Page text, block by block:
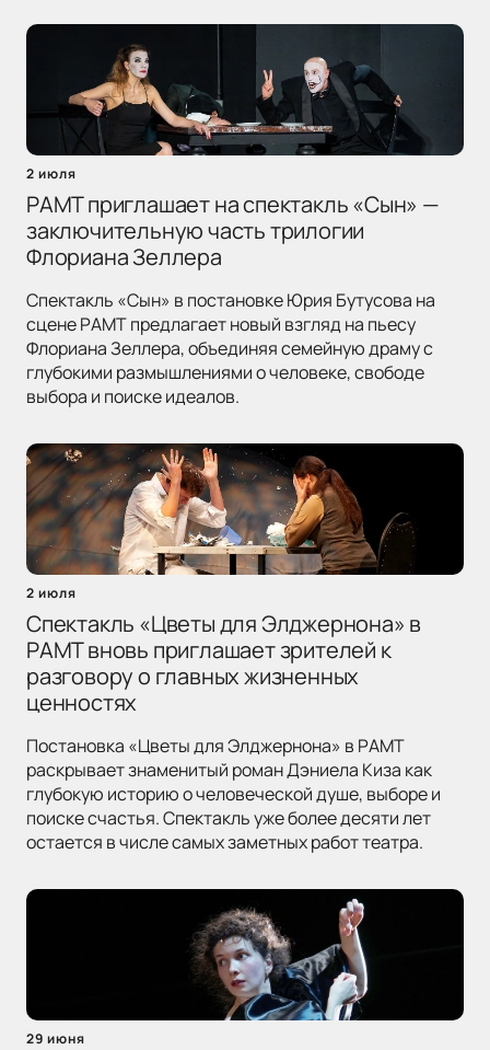
2 июля
РАМТ приглашает на спектакль «Сын» —
заключительную часть трилогии
Флориана Зеллера
Спектакль «Сын» в постановке Юрия Бутусова на
сцене РАМТ предлагает новый взгляд на пьесу
Флориана Зеллера, объединяя семейную драму с
глубокими размышлениями о человеке, свободе
выбора и поиске идеалов.
2 июля
Спектакль «Цветы для Элджернона» в
РАМТ вновь приглашает зрителей к
разговору о главных жизненных
ценностях
Постановка «Цветы для Элджернона» в РАМТ
раскрывает знаменитый роман Дэниела Киза как
глубокую историю о человеческой душе, выборе и
поиске счастья. Спектакль уже более десяти лет
остается в числе самых заметных работ театра.
29 июня